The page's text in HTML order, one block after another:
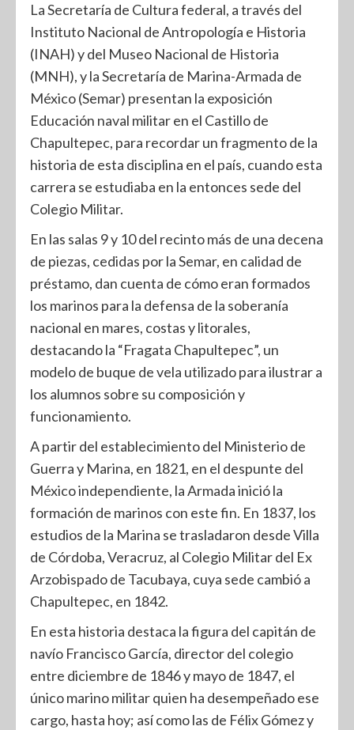
La Secretaría de Cultura federal, a través del
Instituto Nacional de Antropología e Historia
(INAH) y del Museo Nacional de Historia
(MNH), y la Secretaría de Marina-Armada de
México (Semar) presentan la exposición
Educación naval militar en el Castillo de
Chapultepec, para recordar un fragmento de la
historia de esta disciplina en el país, cuando esta
carrera se estudiaba en la entonces sede del
Colegio Militar.
En las salas 9 y 10 del recinto más de una decena
de piezas, cedidas por la Semar, en calidad de
préstamo, dan cuenta de cómo eran formados
los marinos para la defensa de la soberanía
nacional en mares, costas y litorales,
destacando la “Fragata Chapultepec”, un
modelo de buque de vela utilizado para ilustrar a
los alumnos sobre su composición y
funcionamiento.
A partir del establecimiento del Ministerio de
Guerra y Marina, en 1821, en el despunte del
México independiente, la Armada inició la
formación de marinos con este fin. En 1837, los
estudios de la Marina se trasladaron desde Villa
de Córdoba, Veracruz, al Colegio Militar del Ex
Arzobispado de Tacubaya, cuya sede cambió a
Chapultepec, en 1842.
En esta historia destaca la figura del capitán de
navío Francisco García, director del colegio
entre diciembre de 1846 y mayo de 1847, el
único marino militar quien ha desempeñado ese
cargo, hasta hoy; así como las de Félix Gómez y